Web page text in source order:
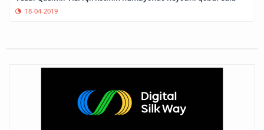
18-04-2019